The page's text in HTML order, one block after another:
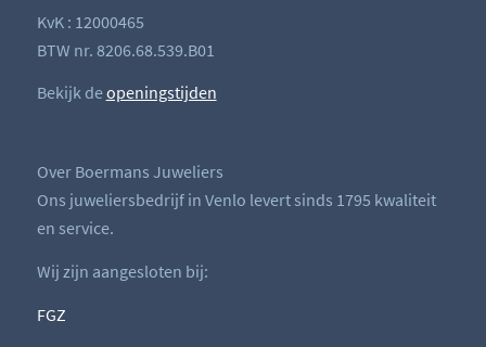
KvK : 12000465
BTW nr. 8206.68.539.B01
Bekijk deopeningstijden
Over Boermans Juweliers
Ons juweliersbedrijf in Venlo levert sinds 1795 kwaliteit
en service.
Wij zijn aangesloten bij:
FGZ